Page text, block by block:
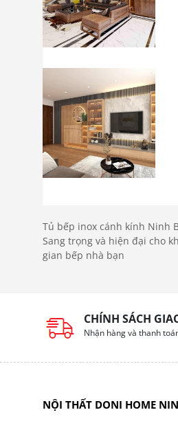
Tủ bếp inox cánh kính Ninh
Sang trọng và hiện đại cho
gian bếp nhà bạn
CHÍNH SÁCH
Nhận hàng và thanh
NỘI THẤT DONI HOME